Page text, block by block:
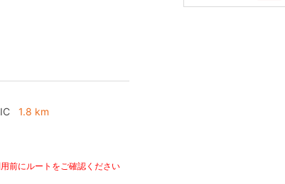
1.8 km
前にルートをご確認ください